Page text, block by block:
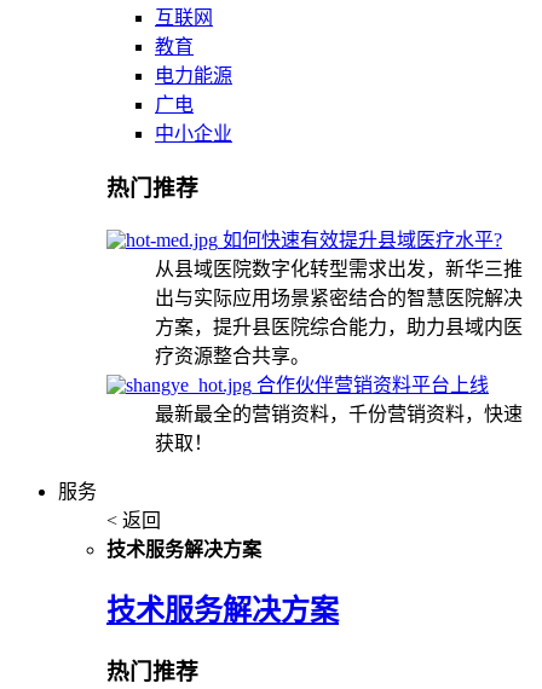
互联网
教育
电力能源
广电
中小企业
热门推荐
如何快速有效提升县域医疗水平?
从县域医院数字化转型需求出发，新华三推
出与实际应用场景紧密结合的智慧医院解决
方案，提升县医院综合能力，助力县域内医
疗资源整合共享。
合作伙伴营销资料平台上线
最新最全的营销资料，千份营销资料，快速
获取！
服务
< 返回
技术服务解决方案
技术服务解决方案
热门推荐